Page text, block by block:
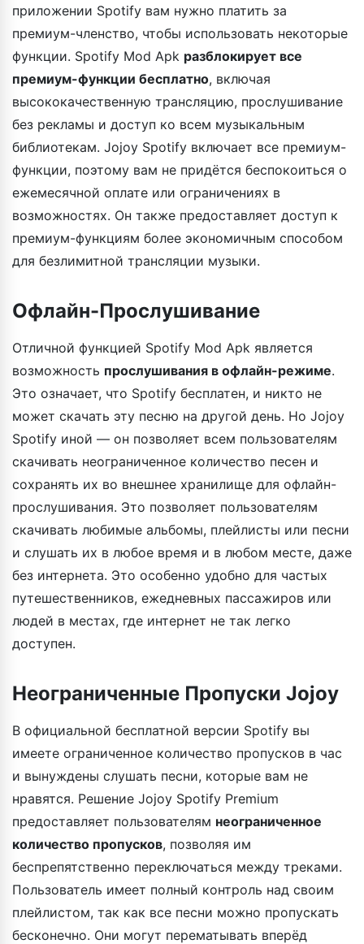
приложении Spotify вам нужно платить за
премиум-членство, чтобы использовать некоторые
функции. Spotify Mod Apk разблокирует все
премиум-функции бесплатно, включая
высококачественную трансляцию, прослушивание
без рекламы и доступ ко всем музыкальным
библиотекам. Jojoy Spotify включает все премиум-
функции, поэтому вам не придётся беспокоиться о
ежемесячной оплате или ограничениях в
возможностях. Он также предоставляет доступ к
премиум-функциям более экономичным способом
для безлимитной трансляции музыки.
Офлайн-Прослушивание
Отличной функцией Spotify Mod Apk является
возможность прослушивания в офлайн-режиме.
Это означает, что Spotify бесплатен, и никто не
может скачать эту песню на другой день. Но Jojoy
Spotify иной — он позволяет всем пользователям
скачивать неограниченное количество песен и
сохранять их во внешнее хранилище для офлайн-
прослушивания. Это позволяет пользователям
скачивать любимые альбомы, плейлисты или песни
и слушать их в любое время и в любом месте, даже
без интернета. Это особенно удобно для частых
путешественников, ежедневных пассажиров или
людей в местах, где интернет не так легко
доступен.
Неограниченные Пропуски Jojoy
В официальной бесплатной версии Spotify вы
имеете ограниченное количество пропусков в час
и вынуждены слушать песни, которые вам не
нравятся. Решение Jojoy Spotify Premium
предоставляет пользователям неограниченное
количество пропусков, позволяя им
беспрепятственно переключаться между треками.
Пользователь имеет полный контроль над своим
плейлистом, так как все песни можно пропускать
бесконечно. Они могут перематывать вперёд